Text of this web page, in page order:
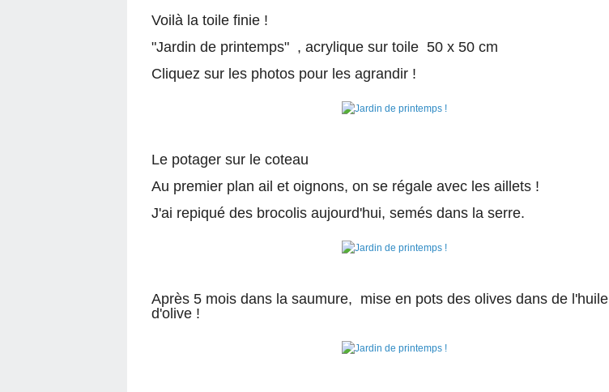
Voilà la toile finie !
"Jardin de printemps" , acrylique sur toile 50 x 50 cm
Cliquez sur les photos pour les agrandir !
Le potager sur le coteau
Au premier plan ail et oignons, on se régale avec les aillets !
J'ai repiqué des brocolis aujourd'hui, semés dans la serre.
Après 5 mois dans la saumure, mise en pots des olives dans de l'huile
d'olive !